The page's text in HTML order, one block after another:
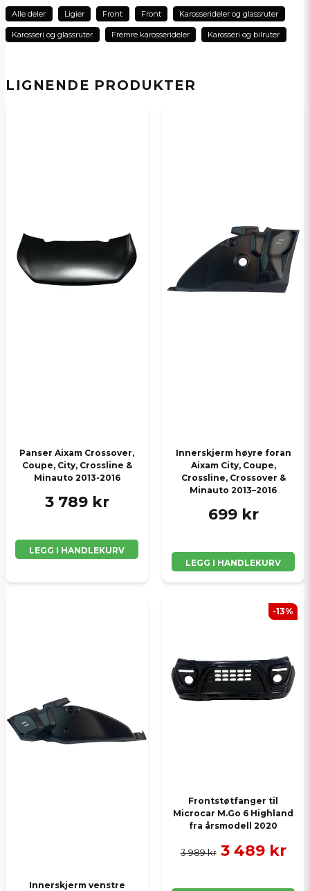
LIGNENDE PRODUKTER
Panser Aixam Crossover,
Coupe, City, Crossline &
Minauto 2013-2016
3 789 kr
LEGG I HANDLEKURV
Innerskjerm høyre foran
Aixam City, Coupe,
Crossline, Crossover &
Minauto 2013–2016
699 kr
LEGG I HANDLEKURV
Innerskjerm venstre
Frontstøtfanger til
Microcar M.Go 6 Highland
fra årsmodell 2020
3 989 kr 3 489 kr
-13%
Alle deler Ligier Front Front Karosserideler og glassruter
Karosseri og glassruter Fremre karosserideler Karosseri og bilruter